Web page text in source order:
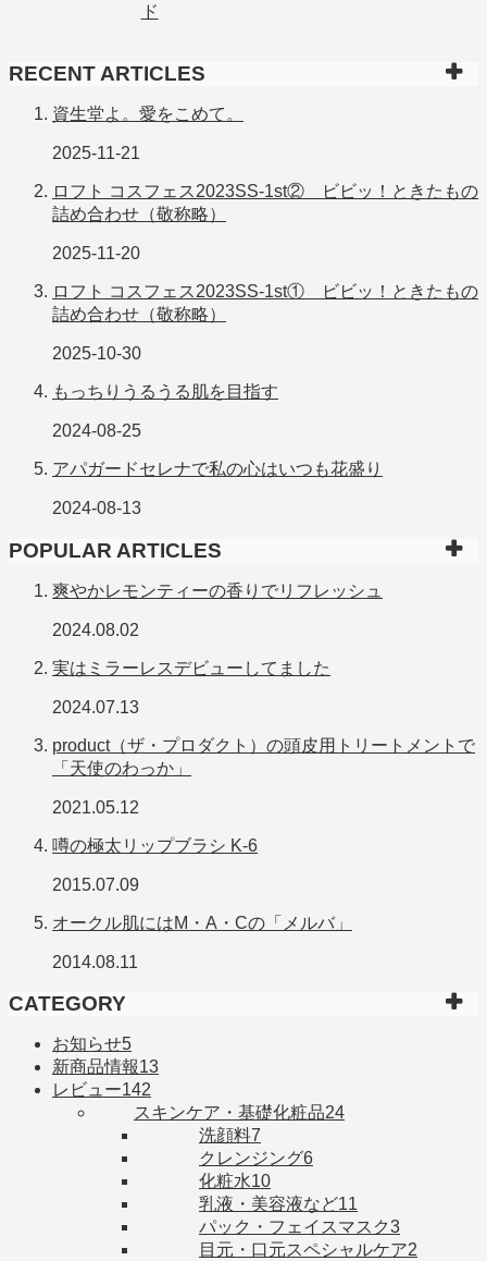
RECENT ARTICLES
資生堂よ。愛をこめて。
2025-11-21
ロフト コスフェス2023SS-1st② ビビッ！ときたもの
詰め合わせ（敬称略）
2025-11-20
ロフト コスフェス2023SS-1st① ビビッ！ときたもの
詰め合わせ（敬称略）
2025-10-30
もっちりうるうる肌を目指す
2024-08-25
アパガードセレナで私の心はいつも花盛り
2024-08-13
POPULAR ARTICLES
爽やかレモンティーの香りでリフレッシュ
2024.08.02
実はミラーレスデビューしてました
2024.07.13
product（ザ・プロダクト）の頭皮用トリートメントで
「天使のわっか」
2021.05.12
噂の極太リップブラシ K-6
2015.07.09
オークル肌にはM・A・Cの「メルバ」
2014.08.11
CATEGORY
お知らせ5
新商品情報13
レビュー142
スキンケア・基礎化粧品24
洗顔料7
クレンジング6
化粧水10
乳液・美容液など11
パック・フェイスマスク3
目元・口元スペシャルケア2